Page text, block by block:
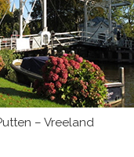
– Vreeland